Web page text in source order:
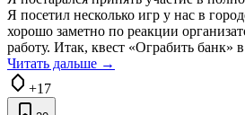
Я посетил несколько игр у нас в
хорошо заметно по реакции
работу. Итак, квест «Ограбить банк»
Читать дальше →
+17